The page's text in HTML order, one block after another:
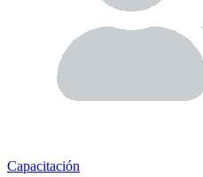
Capacitación